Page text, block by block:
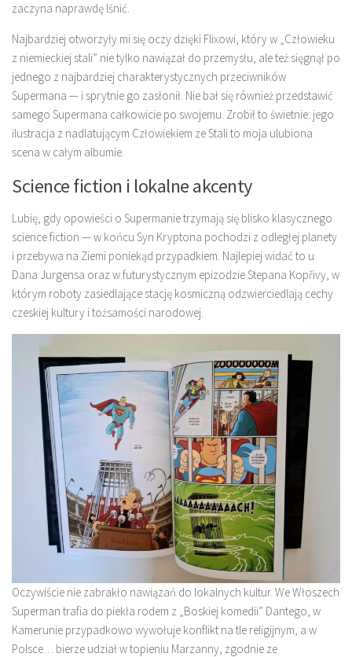
zaczyna naprawdę lśnić.
Najbardziej otworzyły mi się oczy dzięki Flixowi, który w „Człowieku
z niemieckiej stali” nie tylko nawiązał do przemysłu, ale też sięgnął po
jednego z najbardziej charakterystycznych przeciwników
Supermana — i sprytnie go zasłonił. Nie bał się również przedstawić
samego Supermana całkowicie po swojemu. Zrobił to świetnie: jego
ilustracja z nadlatującym Człowiekiem ze Stali to moja ulubiona
scena w całym albumie.
Science fiction i lokalne akcenty
Lubię, gdy opowieści o Supermanie trzymają się blisko klasycznego
science fiction — w końcu Syn Kryptona pochodzi z odległej planety
i przebywa na Ziemi poniekąd przypadkiem. Najlepiej widać to u
Dana Jurgensa oraz w futurystycznym epizodzie Stepana Kopřivy, w
którym roboty zasiedlające stację kosmiczną odzwierciedlają cechy
czeskiej kultury i tożsamości narodowej.
Oczywiście nie zabrakło nawiązań do lokalnych kultur. We Włoszech
Superman trafia do piekła rodem z „Boskiej komedii” Dantego, w
Kamerunie przypadkowo wywołuje konflikt na tle religijnym, a w
Polsce… bierze udział w topieniu Marzanny, zgodnie ze